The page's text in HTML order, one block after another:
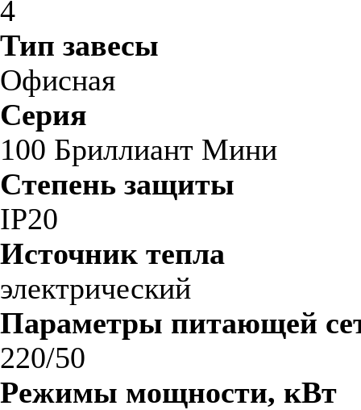
4
Тип завесы
Офисная
Серия
100 Бриллиант Мини
Степень защиты
IP20
Источник тепла
электрический
Параметры питающей
220/50
Режимы мощности, кВт